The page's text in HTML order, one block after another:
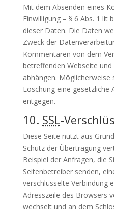
Mit dem Absenden eines
Einwilligung – § 6 Abs. 1 lit
dieser Daten. Die Daten
Zweck der
Kommentaren von dem
betreffenden Webseite
abhängen.
Löschung eine gesetzliche
entgegen.
10. SSL-
Diese Seite nutzt aus
Schutz der Übertragung
Beispiel der Anfragen, die
Seitenbetreiber senden,
verschlüsselte Verbindung
Adresszeile des Browsers
wechselt und an dem